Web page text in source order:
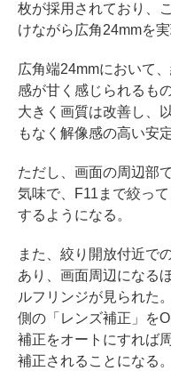
枚が採用されており、
けながら広角24mmを実
広角端24mmにおいて
感が甘く感じられるも
大きく画質は改善し、
もなく解像感の高い安
ただし、画面の周辺部
気味で、F11まで絞っ
するようになる。
また、絞り開放付近で
あり、画面周辺になる
ルフリンジが見られた
側の「レンズ補正」を
補正をオートにすれば
補正されることになる。